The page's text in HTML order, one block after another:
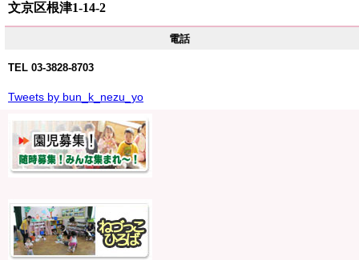
文京区根津1-14-2
電話
TEL 03-3828-8703
Tweets by bun_k_nezu _yo